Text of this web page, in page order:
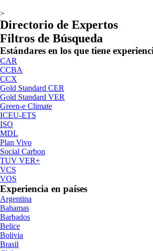
>
Directorio de Expertos
Filtros de Búsqueda
Estándares en los que tiene
CAR
CCBA
CCX
Gold Standard CER
Gold Standard VER
Green-e Climate
ICEU-ETS
ISO
MDL
Plan Vivo
Social Carbon
TUV VER+
VCS
VOS
Experiencia en países
Argentina
Bahamas
Barbados
Belice
Bolivia
Brasil